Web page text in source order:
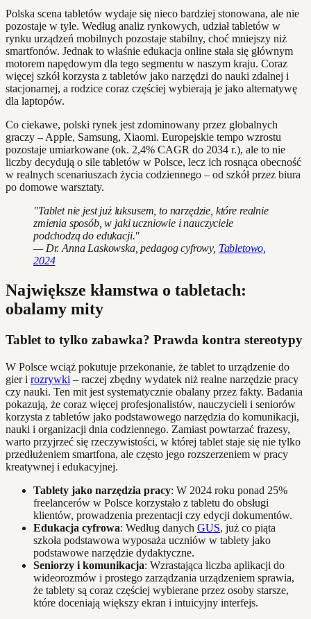
Polska scena tabletów wydaje się nieco bardziej stonowana, ale nie
pozostaje w tyle. Według analiz rynkowych, udział tabletów w
rynku urządzeń mobilnych pozostaje stabilny, choć mniejszy niż
smartfonów. Jednak to właśnie edukacja online stała się głównym
motorem napędowym dla tego segmentu w naszym kraju. Coraz
więcej szkół korzysta z tabletów jako narzędzi do nauki zdalnej i
stacjonarnej, a rodzice coraz częściej wybierają je jako alternatywę
dla laptopów.
Co ciekawe, polski rynek jest zdominowany przez globalnych
graczy – Apple, Samsung, Xiaomi. Europejskie tempo wzrostu
pozostaje umiarkowane (ok. 2,4% CAGR do 2034 r.), ale to nie
liczby decydują o sile tabletów w Polsce, lecz ich rosnąca obecność
w realnych scenariuszach życia codziennego – od szkół przez biura
po domowe warsztaty.
"Tablet nie jest już luksusem, to narzędzie, które realnie
zmienia sposób, w jaki uczniowie i nauczyciele
podchodzą do edukacji."
— Dr. Anna Laskowska, pedagog cyfrowy, Tabletowo,
2024
Największe kłamstwa o tabletach:
obalamy mity
Tablet to tylko zabawka? Prawda kontra stereotypy
W Polsce wciąż pokutuje przekonanie, że tablet to urządzenie do
gier i rozrywki – raczej zbędny wydatek niż realne narzędzie pracy
czy nauki. Ten mit jest systematycznie obalany przez fakty. Badania
pokazują, że coraz więcej profesjonalistów, nauczycieli i seniorów
korzysta z tabletów jako podstawowego narzędzia do komunikacji,
nauki i organizacji dnia codziennego. Zamiast powtarzać frazesy,
warto przyjrzeć się rzeczywistości, w której tablet staje się nie tylko
przedłużeniem smartfona, ale często jego rozszerzeniem w pracy
kreatywnej i edukacyjnej.
Tablety jako narzędzia pracy: W 2024 roku ponad 25%
freelancerów w Polsce korzystało z tabletu do obsługi
klientów, prowadzenia prezentacji czy edycji dokumentów.
Edukacja cyfrowa: Według danych GUS, już co piąta
szkoła podstawowa wyposaża uczniów w tablety jako
podstawowe narzędzie dydaktyczne.
Seniorzy i komunikacja: Wzrastająca liczba aplikacji do
wideorozmów i prostego zarządzania urządzeniem sprawia,
że tablety są coraz częściej wybierane przez osoby starsze,
które doceniają większy ekran i intuicyjny interfejs.